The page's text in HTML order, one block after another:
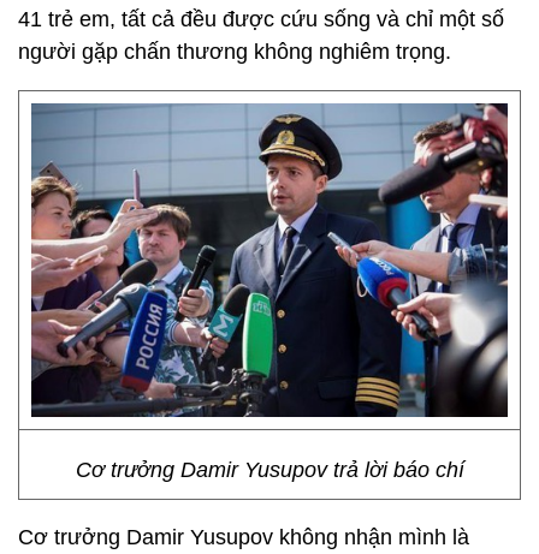
41 trẻ em, tất cả đều được cứu sống và chỉ một số
người gặp chấn thương không nghiêm trọng.
Cơ trưởng Damir Yusupov trả lời báo chí
Cơ trưởng Damir Yusupov không nhận mình là